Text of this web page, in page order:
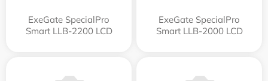
ExeGate SpecialPro
Smart LLB-2200 LCD
ExeGate SpecialPro
Smart LLB-2000 LCD